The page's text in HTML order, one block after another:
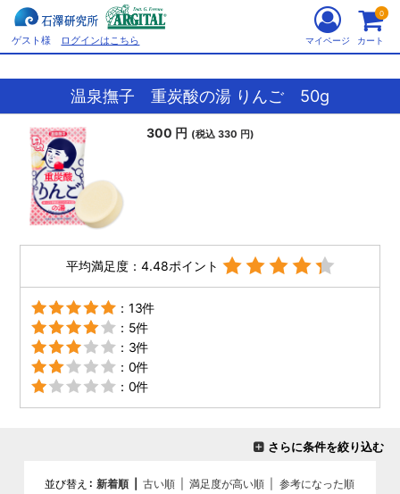
ゲスト様 ログインはこちら マイページ カート
0
温泉撫子 重炭酸の湯 りんご 50g
300 円 (税込 330 円)
平均満足度：4.48ポイント
：13件
：5件
：3件
：0件
：0件
さらに条件を絞り込む
並び替え 新着順 古い順 満足度が高い順 参考になった順